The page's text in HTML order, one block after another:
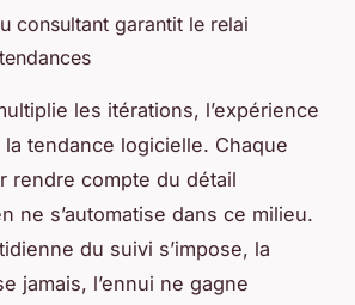
consultant garantit le relai
les itérations, l’expérience
tendance logicielle. Chaque
rendre compte du détail
ne s’automatise dans ce milieu.
du suivi s’impose, la
jamais, l’ennui ne gagne